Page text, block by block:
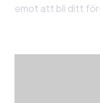
emot att bli ditt